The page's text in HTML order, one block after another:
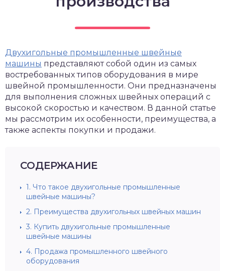
Двухигольные промышленные швейные
машины представляют собой один из самых
востребованных типов оборудования в мире
швейной промышленности. Они предназначены
для выполнения сложных швейных операций с
высокой скоростью и качеством. В данной статье
мы рассмотрим их особенности, преимущества, а
также аспекты покупки и продажи.
СОДЕРЖАНИЕ
1. Что такое двухигольные промышленные
швейные машины?
2. Преимущества двухигольных швейных машин
3. Купить двухигольные промышленные
швейные машины
4. Продажа промышленного швейного
оборудования